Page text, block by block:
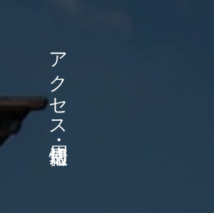
アクセス・周辺情報